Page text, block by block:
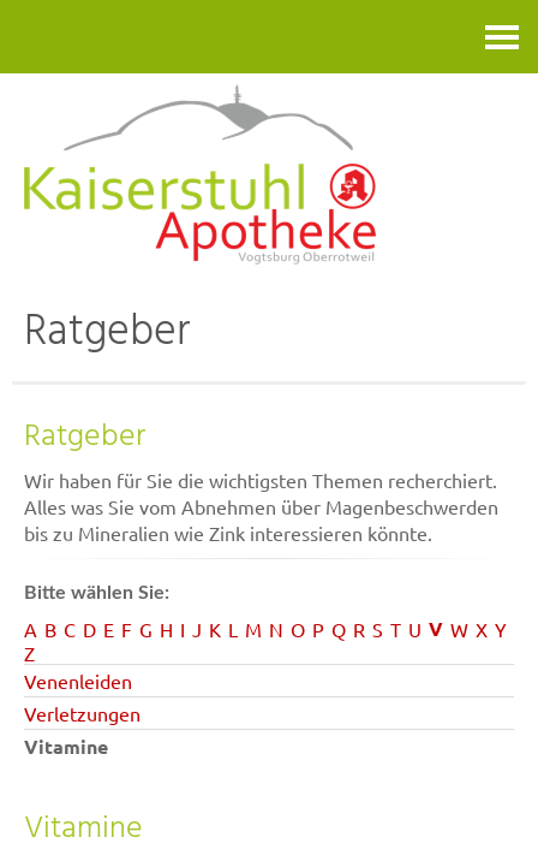
Ratgeber
Ratgeber
Wir haben für Sie die wichtigsten Themen recherchiert.
Alles was Sie vom Abnehmen über Magenbeschwerden
bis zu Mineralien wie Zink interessieren könnte.
Bitte wählen Sie:
A B C D E F G H I J K L M N O P Q R S T U V W X Y
Z
Venenleiden
Verletzungen
Vitamine
Vitamine